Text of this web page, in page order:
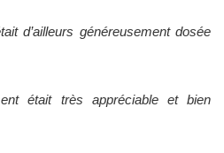
d’ailleurs généreusement dosée
était très appréciable et bien